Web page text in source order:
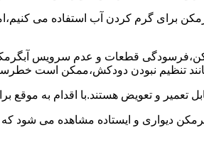
برای گرم کردن آب استفاده می
قطعات و عدم سرویس
تنظیم نبودن دودکش،ممکن است
تعمیر و تعویض هستند.با اقدام به
دیواری و ایستاده مشاهده می شود